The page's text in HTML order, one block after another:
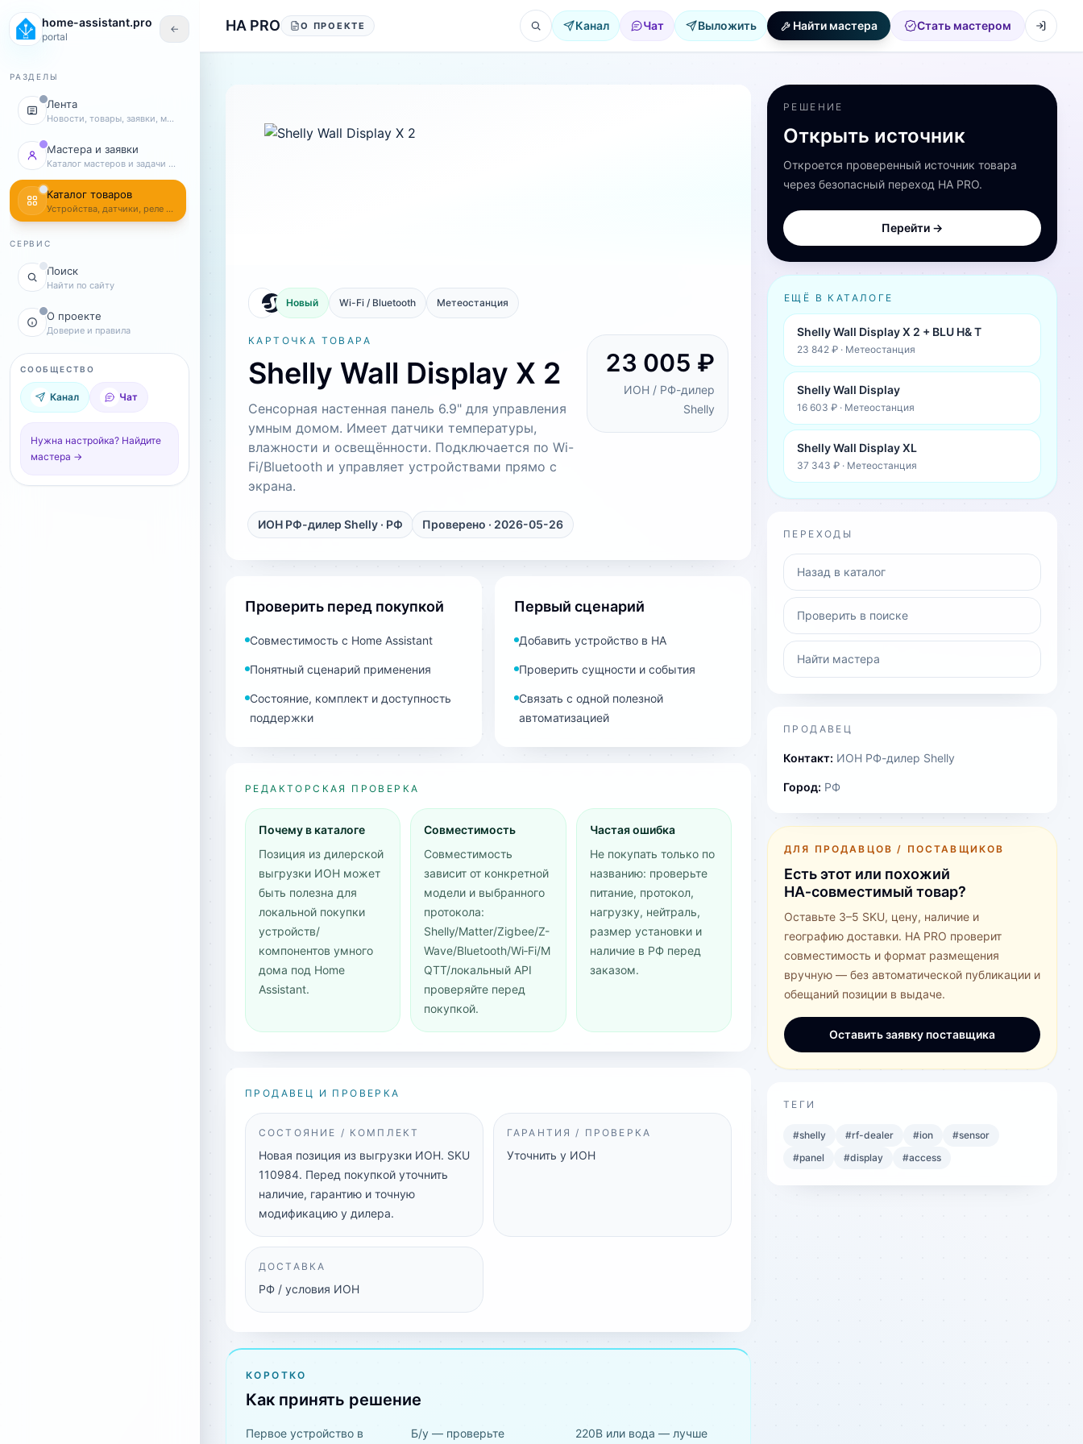
Перейти к содержанию
home-assistant.pro
portal
←
РАЗДЕЛЫ
Лента
Новости, товары, заявки, мастера
Мастера и заявки
Каталог мастеров и задачи клиентов
Каталог товаров
Устройства, датчики, реле и комплекты
СЕРВИС
Поиск
Найти по сайту
О проекте
Доверие и правила
СООБЩЕСТВО
Канал Чат
Нужна настройка? Найдите
мастера →
HA PRO О ПРОЕКТЕ Канал Чат Выложить Найти мастера Стать мастером
Новый Wi-Fi / Bluetooth Метеостанция
КАРТОЧКА ТОВАРА
Shelly Wall Display X 2
Сенсорная настенная панель 6.9" для управления
умным домом. Имеет датчики температуры,
влажности и освещённости. Подключается по Wi-
Fi/Bluetooth и управляет устройствами прямо с
экрана.
23 005 ₽
ИОН / РФ-дилер
Shelly
ИОН РФ-дилер Shelly · РФ Проверено · 2026-05-26
Проверить перед покупкой
Совместимость с Home Assistant
Понятный сценарий применения
Состояние, комплект и доступность
поддержки
Первый сценарий
Добавить устройство в HA
Проверить сущности и события
Связать с одной полезной
автоматизацией
РЕДАКТОРСКАЯ ПРОВЕРКА
Почему в каталоге
Позиция из дилерской
выгрузки ИОН может
быть полезна для
локальной покупки
устройств/
компонентов умного
дома под Home
Assistant.
Совместимость
Совместимость
зависит от конкретной
модели и выбранного
протокола:
Shelly/Matter/Zigbee/Z-
Wave/Bluetooth/Wi‑Fi/M
QTT/локальный API
проверяйте перед
покупкой.
Частая ошибка
Не покупать только по
названию: проверьте
питание, протокол,
нагрузку, нейтраль,
размер установки и
наличие в РФ перед
заказом.
ПРОДАВЕЦ И ПРОВЕРКА
СОСТОЯНИЕ / КОМПЛЕКТ
Новая позиция из выгрузки ИОН. SKU
110984. Перед покупкой уточнить
наличие, гарантию и точную
модификацию у дилера.
ГАРАНТИЯ / ПРОВЕРКА
Уточнить у ИОН
ДОСТАВКА
РФ / условия ИОН
КОРОТКО
Как принять решение
Первое устройство в Б/у — проверьте 220В или вода — лучше
РЕШЕНИЕ
Открыть источник
Откроется проверенный источник товара
через безопасный переход HA PRO.
Перейти →
ЕЩЁ В КАТАЛОГЕ
Shelly Wall Display X 2 + BLU H& T
23 842 ₽ · Метеостанция
Shelly Wall Display
16 603 ₽ · Метеостанция
Shelly Wall Display XL
37 343 ₽ · Метеостанция
ПЕРЕХОДЫ
Назад в каталог
Проверить в поиске
Найти мастера
ПРОДАВЕЦ
Контакт: ИОН РФ-дилер Shelly
Город: РФ
ДЛЯ ПРОДАВЦОВ / ПОСТАВЩИКОВ
Есть этот или похожий
HA‑совместимый товар?
Оставьте 3–5 SKU, цену, наличие и
географию доставки. HA PRO проверит
совместимость и формат размещения
вручную — без автоматической публикации и
обещаний позиции в выдаче.
Оставить заявку поставщика
ТЕГИ
#shelly #rf-dealer #ion #sensor
#panel #display #access